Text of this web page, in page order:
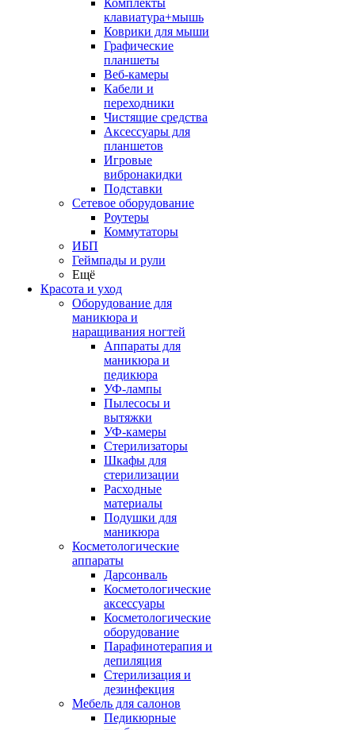
Комплекты
клавиатура+мышь
Коврики для мыши
Графические
планшеты
Веб-камеры
Кабели и
переходники
Чистящие средства
Аксессуары для
планшетов
Игровые
вибронакидки
Подставки
Сетевое оборудование
Роутеры
Коммутаторы
ИБП
Геймпады и рули
Ещё
Красота и уход
Оборудование для
маникюра и
наращивания ногтей
Аппараты для
маникюра и
педикюра
УФ-лампы
Пылесосы и
вытяжки
УФ-камеры
Стерилизаторы
Шкафы для
стерилизации
Расходные
материалы
Подушки для
маникюра
Косметологические
аппараты
Дарсонваль
Косметологические
аксессуары
Косметологические
оборудование
Парафинотерапия и
депиляция
Стерилизация и
дезинфекция
Мебель для салонов
Педикюрные